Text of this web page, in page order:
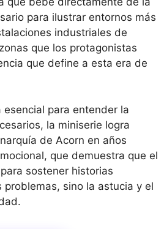
para ilustrar entornos más
industriales de
que los protagonistas
que define a esta era de
esencial para entender la
la miniserie logra
de Acorn en años
que demuestra que el
sostener historias
sino la astucia y el